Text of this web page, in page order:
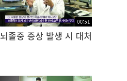
00:51
뇌졸중 증상 발생 시 대처